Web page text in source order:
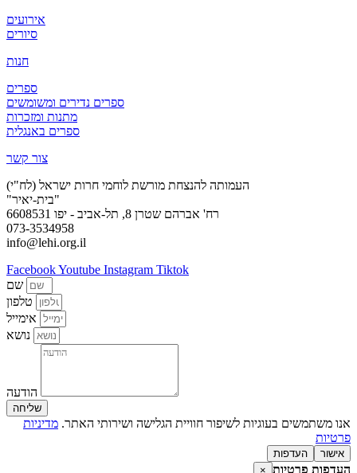
אירועים
סיורים
חנות
ספרים
ספרים נדירים ומשומשים
מתנות ומזכרות
ספרים באנגלית
צור קשר
העמותה להנצחת מורשת לוחמי חרות ישראל (לח"י)
"בית-יאיר"
רח' אברהם שטרן 8, תל-אביב - יפו 6608531
073-3534958
info@lehi.org.il
FacebookYoutube Instagram Tiktok
שליחה
אנו משתמשים בעוגיות לשיפור חוויית הגלישה ושירותי האתר. מדיניות
פרטיות
אישור העדפות
העדפות פרטיות ×